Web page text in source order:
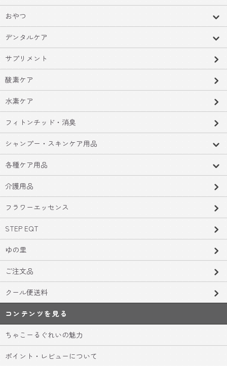
おやつ
デンタルケア
サプリメント
酸素ケア
水素ケア
フィトンチッド・消臭
シャンプー・スキンケア用品
各種ケア用品
介護用品
フラワーエッセンス
STEP EQT
ゆの里
ご注文品
クール便送料
コンテンツを見る
ちゃこーるぐれいの魅力
ポイント・レビューについて